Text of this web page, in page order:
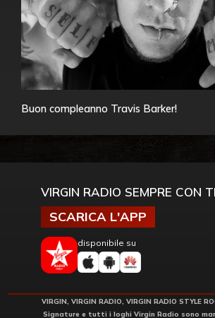
Buon compleanno Travis Barker!
VIRGIN RADIO SEMPRE CON
SCARICA L'APP
disponibile su
VIRGIN, VIRGIN RADIO, VIRGIN RADIO STYLE
Signature e tutti i loghi Virgin Radio sono